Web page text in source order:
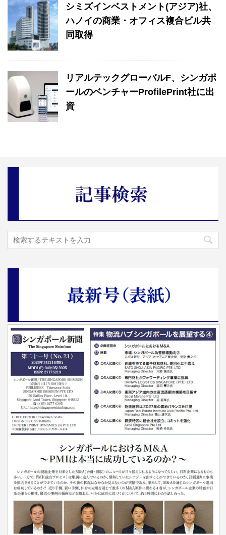
シミズインベストメント(アジア)社、
ハノイの商業・オフィス複合ビル共
同取得
リアルテックグローバルF、シンガポ
ールのベンチャーProfilePrint社に出
資